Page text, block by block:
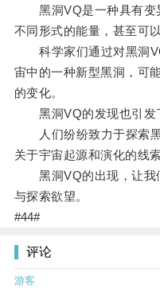
黑洞VQ是一种具有变
不同形式的能量，甚至可
科学家们通过对黑洞
宙中的一种新型黑洞，可
的变化。
黑洞VQ的发现也引发
人们纷纷致力于探索黑
关于宇宙起源和演化的线索
黑洞VQ的出现，让我
与探索欲望。
#44#
评论
游客